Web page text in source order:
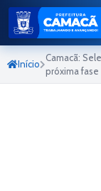
Início
Camacã:
próxima fase